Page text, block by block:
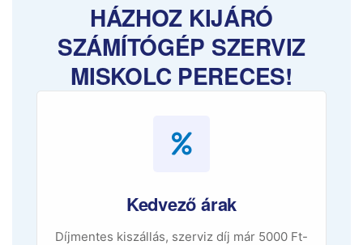
HÁZHOZ KIJÁRÓ
SZÁMÍTÓGÉP SZERVIZ
MISKOLC PERECES!
Kedvező árak
Díjmentes kiszállás, szerviz díj már 5000 Ft-